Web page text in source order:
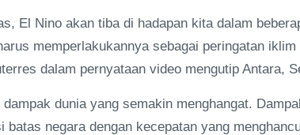
El Nino akan tiba di hadapan kita dalam
memperlakukannya sebagai peringatan iklim
dalam pernyataan video mengutip Antara,
dunia yang semakin menghangat.
negara dengan kecepatan yang